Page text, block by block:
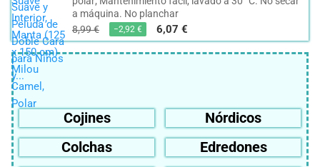
a máquina. No planchar
8,99 €
−2,92 € 6,07 €
Cojines
Nórdicos
Colchas
Edredones